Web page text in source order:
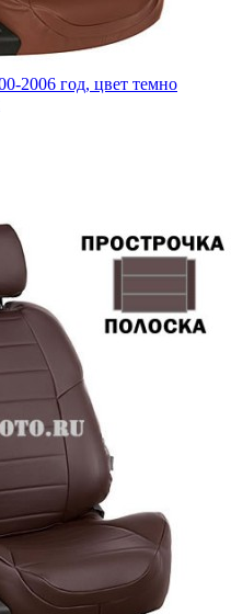
2006 год, цвет темно